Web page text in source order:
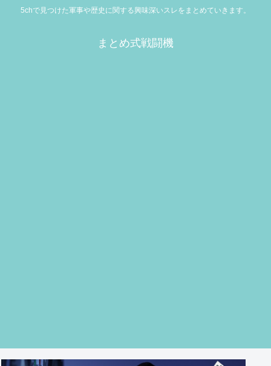
5chで見つけた軍事や歴史に関する興味深いスレをまとめていきます。
まとめ式戦闘機